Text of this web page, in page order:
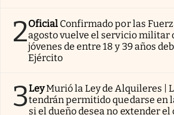
2Oficial Confirmado por las
agosto vuelve el servicio militar
jóvenes de entre 18 y 39 años
Ejército
3LeyMurió la Ley de Alquileres |
tendrán permitido quedarse en
si el dueño desea no extender